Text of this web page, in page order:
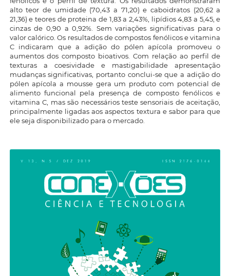
alto teor de umidade (70,43 a 71,20) e caboidratos (20,62 a
21,36) e teores de proteina de 1,83 a 2,43%, lipídios 4,83 a 5,45, e
cinzas de 0,90 a 0,92%. Sem variações significativas para o
valor calórico. Os resultados de compostos fenólicos e vitamina
C indicaram que a adição do pólen apícola promoveu o
aumentos dos composto bioativos. Com relação ao perfil de
texturas a coesividade e mastigabilidade apresentação
mudanças significativas, portanto conclui-se que a adição do
pólen apícola a mousse gera um produto com potencial de
alimento funcional pela presença de composto fenólicos e
vitamina C, mas são necessários teste sensoriais de aceitação,
principalmente ligadas aos aspectos textura e sabor para que
ele seja disponibilizado para o mercado.